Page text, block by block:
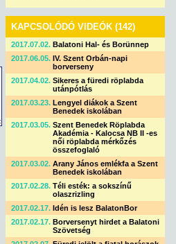
KAPCSOLÓDÓ VIDEÓK (142)
2017.07.02. Balatoni Hal- és Borünnep
2017.06.05. IV. Szent Orbán-napi
borverseny
2017.04.02. Sikeres a füredi röplabda
utánpótlás
2017.03.23. Lengyel diákok a Szent
Benedek iskolában
2017.03.05. Szent Benedek Röplabda
Akadémia - Kalocsa NB II -es
női röplabda mérkőzés
összefoglaló
2017.03.02. Arany János emlékfa a Szent
Benedek iskolában
2017.02.28. Téli esték: a sokszínű
olaszrizling
2017.02.17. Idén is lesz BalatonBor
2017.02.17. Borversenyt hirdet a Balatoni
Szövetség